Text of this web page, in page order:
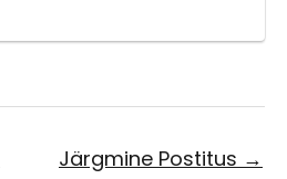
Järgmine Postitus →